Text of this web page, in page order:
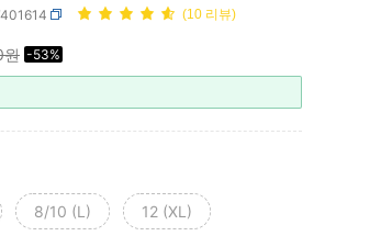
(10 리뷰)
AVAILABILITY
원 -53%
8/10 (L) 12 (XL)